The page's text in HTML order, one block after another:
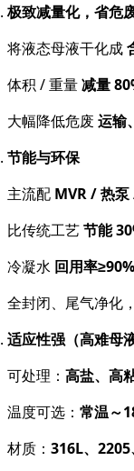
极致减量化，省危
将液态母液干化成
体积 / 重量减量
大幅降低危废 运输
节能与环保
主流配 MVR / 热
比传统工艺节能
冷凝水 回用率≥90%
全封闭、尾气净化，
适应性强（高难母
可处理： 高盐、高
温度可选： 常温～
材质： 316L、